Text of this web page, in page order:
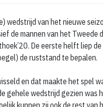
wedstrijd van het nieuwe
de mannen van het
De eerste helft liep
de ruststand te bepalen.
en dat maakte het spel
gehele wedstrijd gezien was